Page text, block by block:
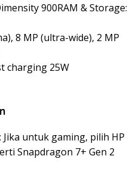
900RAM & Storage:
8 MP (ultra-wide), 2 MP
charging 25W
untuk gaming, pilih HP
Snapdragon 7+ Gen 2